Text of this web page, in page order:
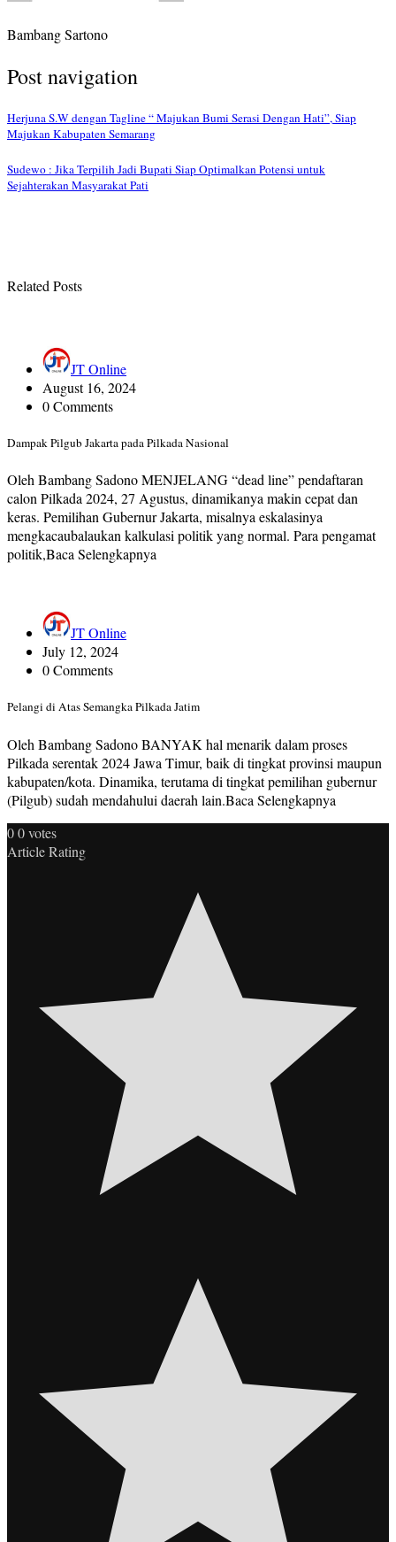
Bambang Sartono
Post navigation
Herjuna S.W dengan Tagline “ Majukan Bumi Serasi Dengan Hati”, Siap
Majukan Kabupaten Semarang
Sudewo : Jika Terpilih Jadi Bupati Siap Optimalkan Potensi untuk
Sejahterakan Masyarakat Pati
Related Posts
JT Online
August 16, 2024
0 Comments
Dampak Pilgub Jakarta pada Pilkada Nasional
Oleh Bambang Sadono MENJELANG “dead line” pendaftaran
calon Pilkada 2024, 27 Agustus, dinamikanya makin cepat dan
keras. Pemilihan Gubernur Jakarta, misalnya eskalasinya
mengkacaubalaukan kalkulasi politik yang normal. Para pengamat
politik,Baca Selengkapnya
JT Online
July 12, 2024
0 Comments
Pelangi di Atas Semangka Pilkada Jatim
Oleh Bambang Sadono BANYAK hal menarik dalam proses
Pilkada serentak 2024 Jawa Timur, baik di tingkat provinsi maupun
kabupaten/kota. Dinamika, terutama di tingkat pemilihan gubernur
(Pilgub) sudah mendahului daerah lain.Baca Selengkapnya
00votes
Article Rating